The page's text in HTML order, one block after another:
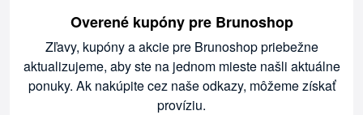
Overené kupóny pre Brunoshop
Zľavy, kupóny a akcie pre Brunoshop priebežne
aktualizujeme, aby ste na jednom mieste našli aktuálne
ponuky. Ak nakúpite cez naše odkazy, môžeme získať
províziu.